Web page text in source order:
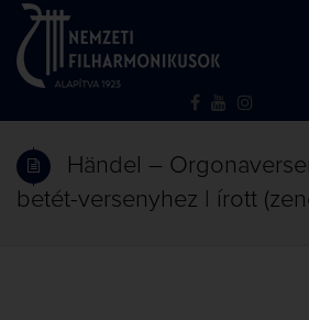
Händel –
betét-versenyhez | írott